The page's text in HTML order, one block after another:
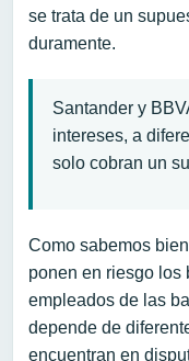
se trata de un
duramente.
Santander y
intereses, a
solo cobran un
Como sabemos
ponen en riesgo los
empleados de las
depende de
encuentran en